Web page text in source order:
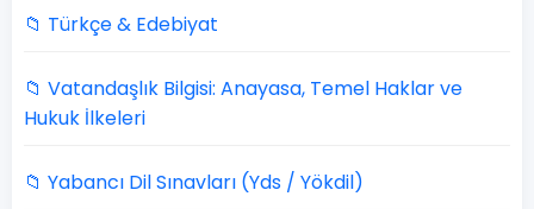
📁 Türkçe & Edebiyat
📁 Vatandaşlık Bilgisi: Anayasa, Temel Haklar ve
Hukuk İlkeleri
📁 Yabancı Dil Sınavları (Yds / Yökdil)